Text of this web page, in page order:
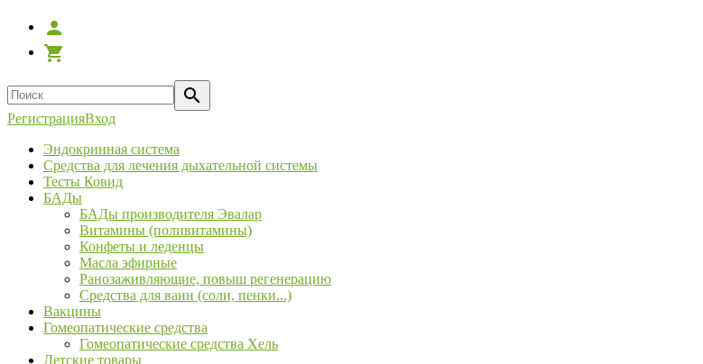
РегистрацияВход
Эндокринная система
Средства для лечения дыхательной системы
Тесты Ковид
БАДы
БАДы производителя Эвалар
Витамины (поливитамины)
Конфеты и леденцы
Масла эфирные
Ранозаживляющие, повыш регенерацию
Средства для ванн (соли, пенки...)
Вакцины
Гомеопатические средства
Гомеопатические средства Хель
Детские товары